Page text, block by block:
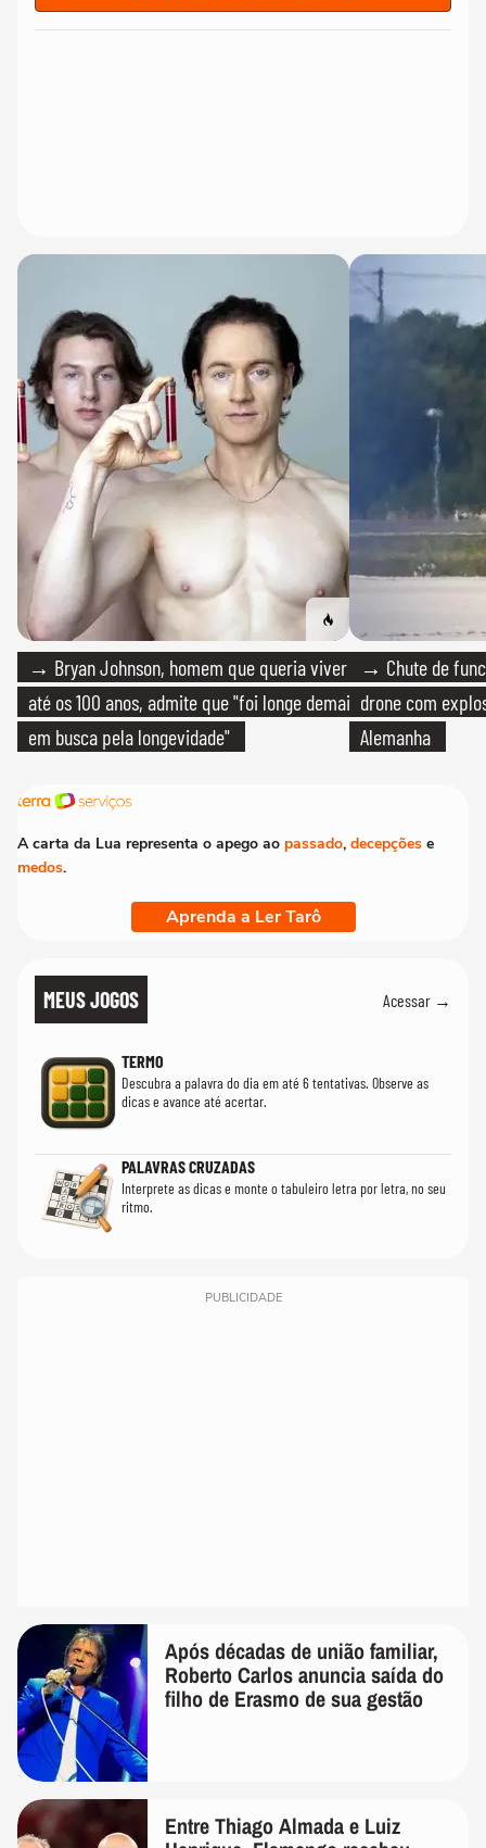
→ Bryan Johnson, homem que queria viver
até os 100 anos, admite que "foi longe demais
em busca pela longevidade"
→ Chute de
drone com
Alemanha
A carta da Lua representa o apego ao passado, decepções e
medos.
Aprenda a Ler Tarô
MEUS JOGOS Acessar →
TERMO
Descubra a palavra do dia em até 6 tentativas. Observe as
dicas e avance até acertar.
PALAVRAS CRUZADAS
Interprete as dicas e monte o tabuleiro letra por letra, no seu
ritmo.
PUBLICIDADE
Após décadas de união familiar,
Roberto Carlos anuncia saída do
filho de Erasmo de sua gestão
Entre Thiago Almada e Luiz